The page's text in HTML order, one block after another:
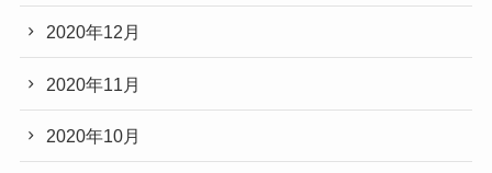
2020年12月
2020年11月
2020年10月